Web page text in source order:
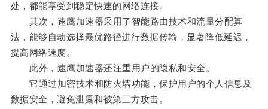
处，都能享受到稳定快速的网络连接。
其次，速鹰加速器采用了智能路由技术和流量分配算
法，能够自动选择最优路径进行数据传输，显著降低延迟，
提高网络速度。
此外，速鹰加速器还注重用户的隐私和安全。
它通过加密技术和防火墙功能，保护用户的个人信息及
数据安全，避免泄露和被第三方攻击。